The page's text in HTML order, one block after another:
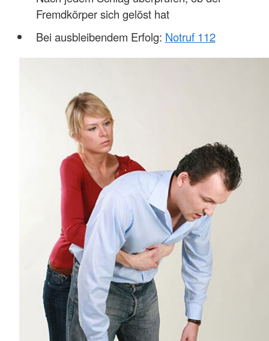
Fremdkörper sich gelöst hat
Bei ausbleibendem Erfolg: Notruf 112